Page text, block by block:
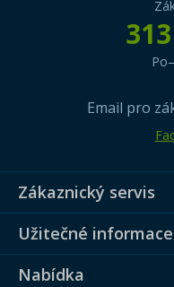
Email pro
Zákaznický servis
Užitečné informace
Nabídka